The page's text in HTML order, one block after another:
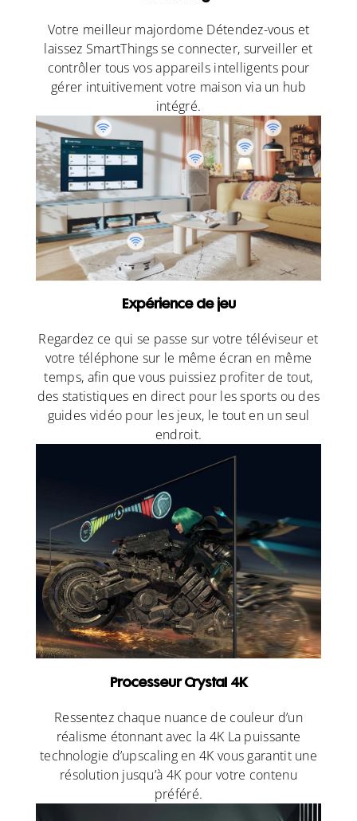
Votre meilleur majordome Détendez-vous et
laissez SmartThings se connecter, surveiller et
contrôler tous vos appareils intelligents pour
gérer intuitivement votre maison via un hub
intégré.
Expérience de jeu
Regardez ce qui se passe sur votre téléviseur et
votre téléphone sur le même écran en même
temps, afin que vous puissiez profiter de tout,
des statistiques en direct pour les sports ou des
guides vidéo pour les jeux, le tout en un seul
endroit.
Processeur Crystal 4K
Ressentez chaque nuance de couleur d’un
réalisme étonnant avec la 4K La puissante
technologie d’upscaling en 4K vous garantit une
résolution jusqu’à 4K pour votre contenu
préféré.